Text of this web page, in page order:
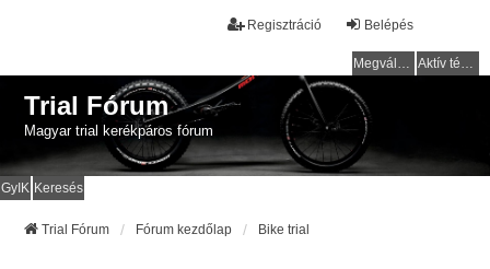
Belépés
Regisztráció
Megválaszolatlan témák Aktív témák
Trial Fórum
Magyar trial kerékpáros fórum
GyIK Keresés
Trial Fórum Fórum kezdőlap Bike trial